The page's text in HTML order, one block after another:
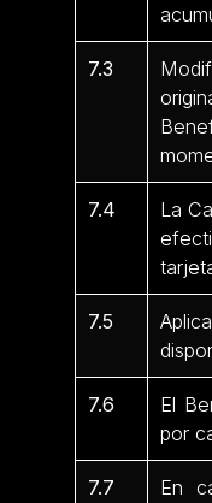
7.3
7.4 La
7.5
7.6
El
por
7.7
En